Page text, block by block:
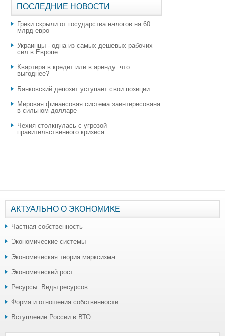
ПОСЛЕДНИЕ НОВОСТИ
Греки скрыли от государства налогов на 60
млрд евро
Украинцы - одна из самых дешевых рабочих
сил в Европе
Квартира в кредит или в аренду: что
выгоднее?
​Банковский депозит уступает свои позиции
Мировая финансовая система заинтересована
в сильном долларе
Чехия столкнулась с угрозой
правительственного кризиса
АКТУАЛЬНО О ЭКОНОМИКЕ
Частная собственность
Экономические системы
Экономическая теория марксизма
Экономический рост
Ресурсы. Виды ресурсов
Форма и отношения собственности
Вступление России в ВТО